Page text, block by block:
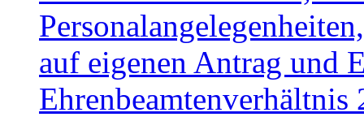
auf eigenen Antrag und